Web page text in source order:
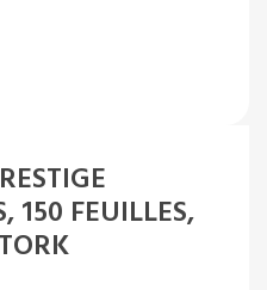
150 FEUILLES,